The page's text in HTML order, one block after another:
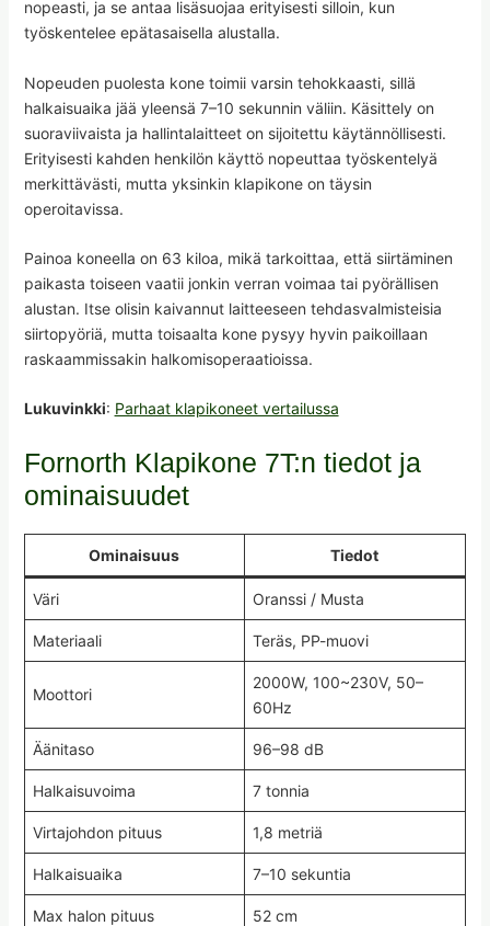
nopeasti, ja se antaa lisäsuojaa erityisesti silloin, kun
työskentelee epätasaisella alustalla.
Nopeuden puolesta kone toimii varsin tehokkaasti, sillä
halkaisuaika jää yleensä 7–10 sekunnin väliin. Käsittely on
suoraviivaista ja hallintalaitteet on sijoitettu käytännöllisesti.
Erityisesti kahden henkilön käyttö nopeuttaa työskentelyä
merkittävästi, mutta yksinkin klapikone on täysin
operoitavissa.
Painoa koneella on 63 kiloa, mikä tarkoittaa, että siirtäminen
paikasta toiseen vaatii jonkin verran voimaa tai pyörällisen
alustan. Itse olisin kaivannut laitteeseen tehdasvalmisteisia
siirtopyöriä, mutta toisaalta kone pysyy hyvin paikoillaan
raskaammissakin halkomisoperaatioissa.
Lukuvinkki: Parhaat klapikoneet vertailussa
Fornorth Klapikone 7T:n tiedot ja
ominaisuudet
Ominaisuus Tiedot
Väri Oranssi / Musta
Materiaali Teräs, PP-muovi
Moottori
2000W, 100~230V, 50–
60Hz
Äänitaso 96–98 dB
Halkaisuvoima 7 tonnia
Virtajohdon pituus 1,8 metriä
Halkaisuaika 7–10 sekuntia
Max halon pituus 52 cm